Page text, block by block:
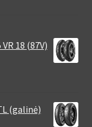
18 (87V)
(galinė)